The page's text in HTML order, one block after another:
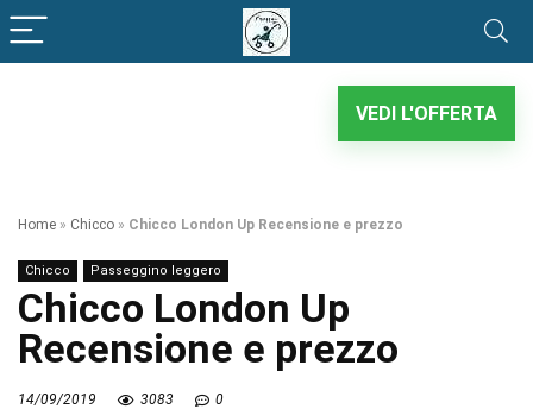
VEDI L'OFFERTA
Home » Chicco » Chicco London Up Recensione e prezzo
Chicco Passeggino leggero
Chicco London Up
Recensione e prezzo
14/09/2019 3083 0